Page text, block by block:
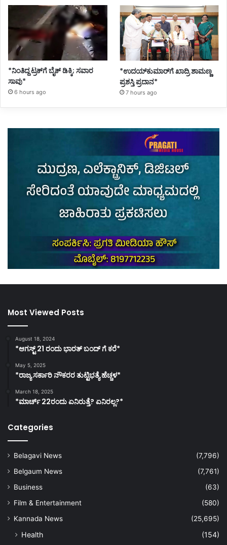
*ನಿಂತಿದ್ದ ಟ್ರಕ್‌ಗೆ ಬೈಕ್ ಡಿಕ್ಕಿ; ಸವಾರ
ಸಾವು*
6 hours ago
*ಉದಯ್‌ಕುಮಾರ್‌ಗೆ ಖಾದ್ರಿ ಶಾಮಣ್ಣ
ಪ್ರಶಸ್ತಿ ಪ್ರದಾನ*
7 hours ago
Most Viewed Posts
August 18, 2024
*ಆಗಸ್ಟ್ 21 ರಂದು ಭಾರತ್‌ ಬಂದ್‌ ಗೆ ಕರೆ*
May 5, 2025
*ರಾಜ್ಯ ಸರ್ಕಾರಿ ನೌಕರರ ತುಟ್ಟಿಭತ್ಯೆ ಹೆಚ್ಚಳ*
March 18, 2025
*ಮಾರ್ಚ್ 22ರಂದು ಏನಿರುತ್ತೆ? ಏನಿರಲ್ಲ?*
Categories
Belagavi News
(7,796)
Belgaum News
(7,761)
Business
(63)
Film & Entertainment
(580)
Kannada News
(25,695)
Health (154)